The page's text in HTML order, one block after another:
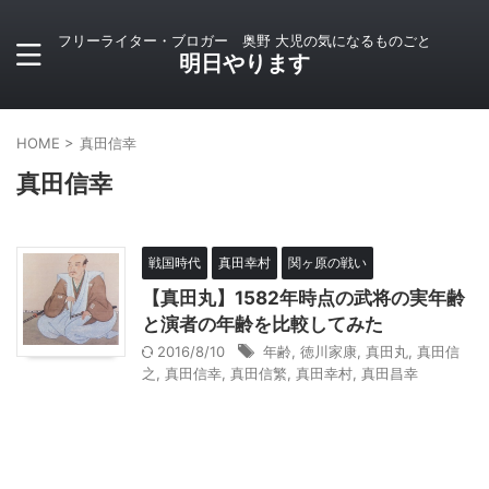
フリーライター・ブロガー 奥野 大児の気になるものごと
明日やります
HOME > 真田信幸
真田信幸
戦国時代 真田幸村 関ヶ原の戦い
【真田丸】1582年時点の武将の実年齢
と演者の年齢を比較してみた
2016/8/10 年齢 徳川家康 真田丸 真田信
之
真田信幸 真田信繁 真田幸村 真田昌幸